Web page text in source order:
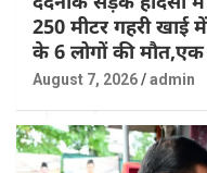
250 मीटर गहरी खाई
के 6 लोगों की
August 7, 2026 admin